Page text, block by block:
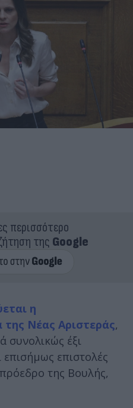
περισσότερο
της Google
η
Νέας Αριστεράς,
συνολικώς έξι
επισήμως επιστολές
της Βουλής,